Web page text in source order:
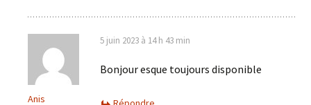
Anis
5 juin 2023 à 14 h 43 min
Bonjour esque toujours disponible